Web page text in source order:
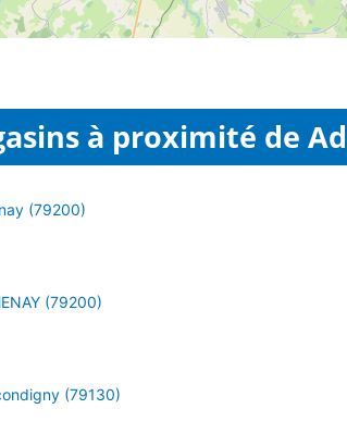
à proximité de
(79200)
(79200)
(79130)